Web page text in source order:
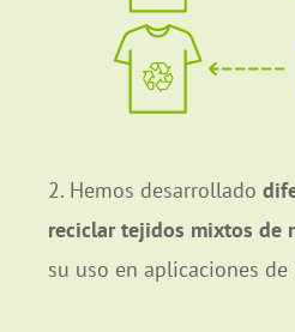
2. Hemos desarrollado
reciclar tejidos mixtos de
su uso en aplicaciones